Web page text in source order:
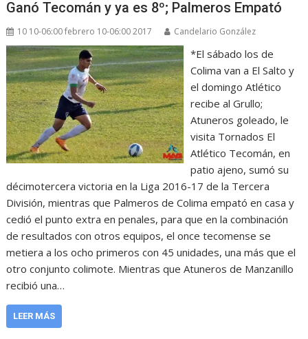
Ganó Tecomán y ya es 8º; Palmeros Empató
10 10-06:00 febrero 10-06:00 2017 Candelario González
*El sábado los de
Colima van a El Salto y
el domingo Atlético
recibe al Grullo;
Atuneros goleado, le
visita Tornados El
Atlético Tecomán, en
patio ajeno, sumó su
décimotercera victoria en la Liga 2016-17 de la Tercera
División, mientras que Palmeros de Colima empató en casa y
cedió el punto extra en penales, para que en la combinación
de resultados con otros equipos, el once tecomense se
metiera a los ocho primeros con 45 unidades, una más que el
otro conjunto colimote. Mientras que Atuneros de Manzanillo
recibió una…
LEER MÁS